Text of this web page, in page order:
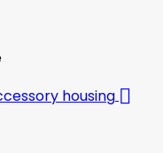
